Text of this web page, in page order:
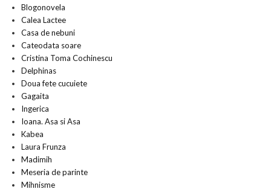
Blogonovela
Calea Lactee
Casa de nebuni
Cateodata soare
Cristina Toma Cochinescu
Delphinas
Doua fete cucuiete
Gagaita
Ingerica
Ioana. Asa si Asa
Kabea
Laura Frunza
Madimih
Meseria de parinte
Mihnisme